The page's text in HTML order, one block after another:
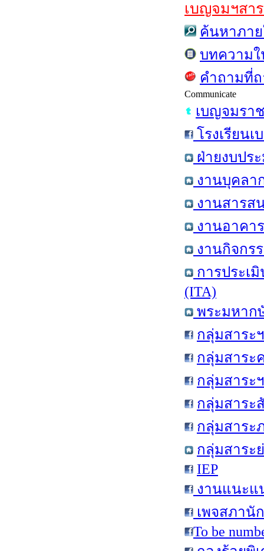
เบญจมฯสา
ค้นหาภาย
บทความใ
คำถามที่
Communicate
เบญจมรา
โรงเรียน
ฝ่ายงบปร
งานบุคลา
งานสารส
งานอาคา
งานกิจกร
การประเ
(ITA)
พระมหาก
กลุ่มสาระ
กลุ่มสาระ
กลุ่มสาระ
กลุ่มสาระ
กลุ่มสาระ
กลุ่มสาระ
IEP
งานแนะแ
เพจสภานั
To be